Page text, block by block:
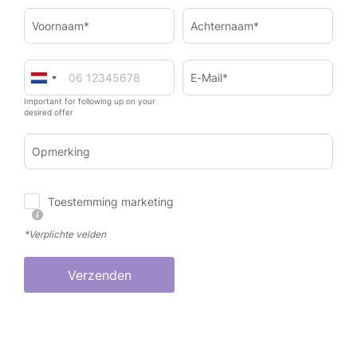
Voornaam* Achternaam*
Important for following up on your
desired offer
E-Mail*
Opmerking
Toestemming marketing
*Verplichte velden
Verzenden